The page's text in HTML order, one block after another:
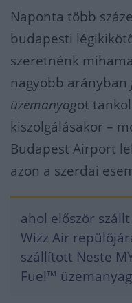
Naponta több
budapesti
szeretnénk
nagyobb arányban
üzemanyagot
kiszolgálásakor –
Budapest Airport
azon a szerdai
ahol először
Wizz Air
szállított Neste
Fuel™